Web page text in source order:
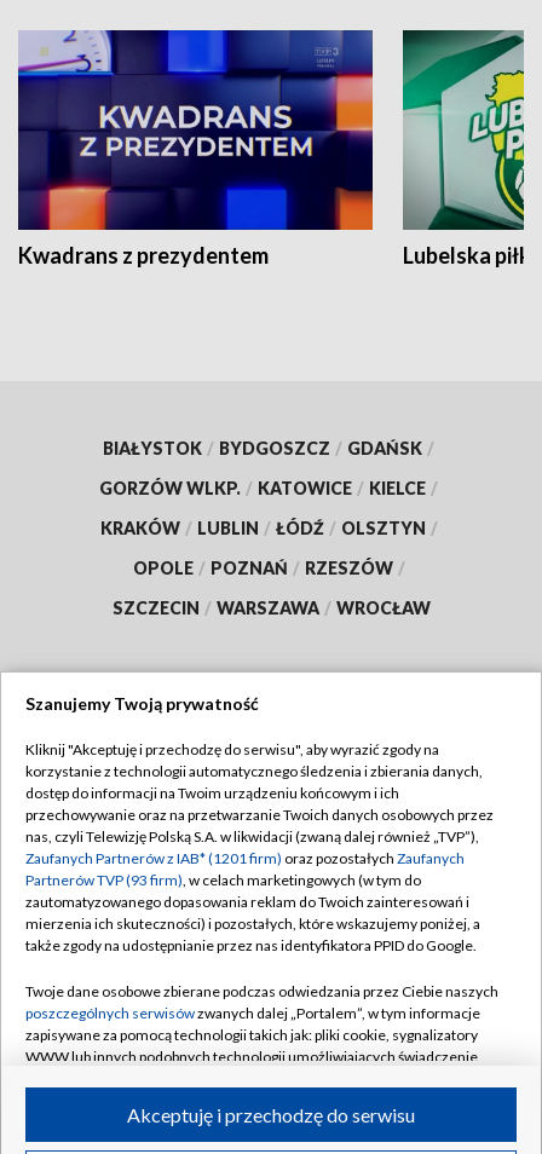
Kwadrans z prezydentem Lubelska piłka
BIAŁYSTOK / BYDGOSZCZ / GDAŃSK /
GORZÓW WLKP. / KATOWICE / KIELCE /
KRAKÓW / LUBLIN / ŁÓDŹ / OLSZTYN /
OPOLE / POZNAŃ / RZESZÓW /
SZCZECIN / WARSZAWA / WROCŁAW
TVP
Abonament TVP
Emisja w TVP
Centrum informacji TVP
Naziemna Telewizja Cyfrowa
Rada Programowa
System NOS
Informacje o nadawcy
Program dla prasy
Regulamin TVP
Polityka prywatności
Moje zgody
Pomoc
Kontakt
Kanały
Szanujemy Twoją prywatność
Kliknij "Akceptuję i przechodzę do serwisu", aby wyrazić zgody na
korzystanie z technologii automatycznego śledzenia i zbierania danych,
dostęp do informacji na Twoim urządzeniu końcowym i ich
przechowywanie oraz na przetwarzanie Twoich danych osobowych przez
nas, czyli Telewizję Polską S.A. w likwidacji (zwaną dalej również „TVP”),
Zaufanych Partnerów z IAB* (1201 firm) oraz pozostałych Zaufanych
Partnerów TVP (93 firm), w celach marketingowych (w tym do
zautomatyzowanego dopasowania reklam do Twoich zainteresowań i
mierzenia ich skuteczności) i pozostałych, które wskazujemy poniżej, a
także zgody na udostępnianie przez nas identyfikatora PPID do Google.
Twoje dane osobowe zbierane podczas odwiedzania przez Ciebie naszych
poszczególnych serwisówzwanych dalej „Portalem”, w tym informacje
zapisywane za pomocą technologii takich jak: pliki cookie, sygnalizatory
WWW lub innych podobnych technologii umożliwiających świadczenie
ruchu w Internecie.Akceptuję i przechodzę do serwisu